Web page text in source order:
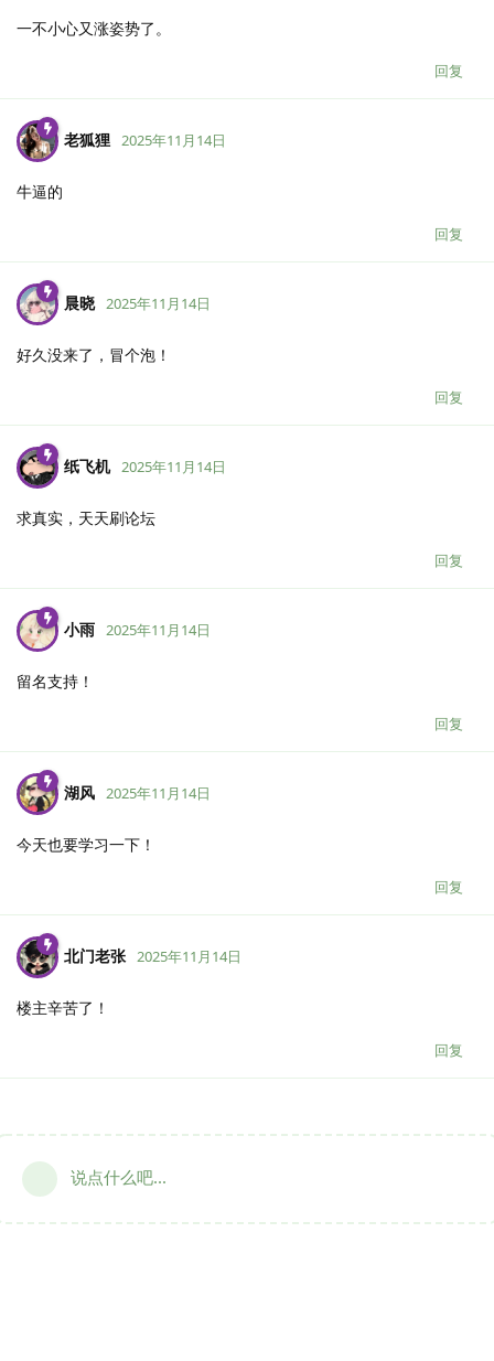
一不小心又涨姿势了。
回复
老狐狸 2025年11月14日
牛逼的
回复
晨晓 2025年11月14日
好久没来了，冒个泡！
回复
纸飞机 2025年11月14日
求真实，天天刷论坛
回复
小雨 2025年11月14日
留名支持！
回复
湖风 2025年11月14日
今天也要学习一下！
回复
北门老张 2025年11月14日
楼主辛苦了！
回复
说点什么吧...